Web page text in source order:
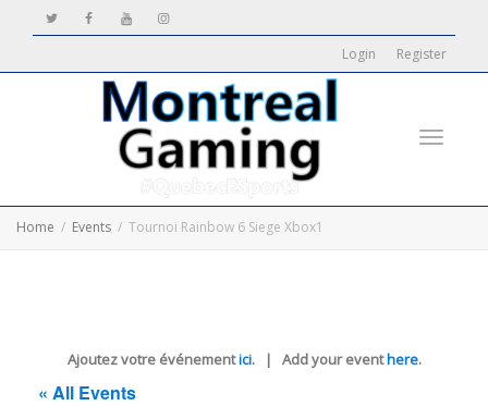
Login Register
Home Events Tournoi Rainbow 6 Siege Xbox1
Ajoutez votre événementici. | Add your eventhere.
« All Events